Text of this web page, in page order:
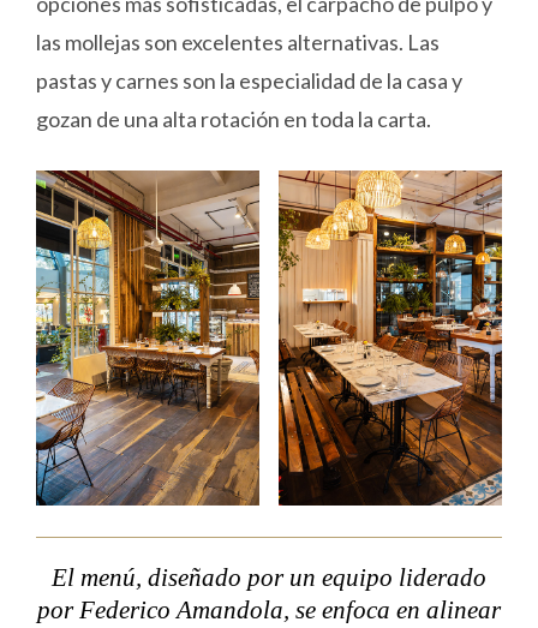
las mollejas son excelentes alternativas. Las
pastas y carnes son la especialidad de la casa y
gozan de una alta rotación en toda la carta.
El menú, diseñado por un equipo liderado
por Federico Amandola, se enfoca en alinear